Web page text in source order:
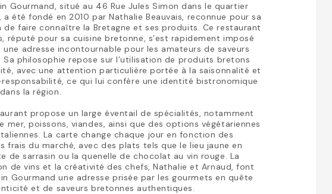
Gourmand, situé au 46 Rue Jules Simon dans le quartier
a été fondé en 2010 par Nathalie Beauvais, reconnue pour sa
de faire connaître la Bretagne et ses produits. Ce restaurant
réputé pour sa cuisine bretonne, s’est rapidement imposé
une adresse incontournable pour les amateurs de saveurs
Sa philosophie repose sur l’utilisation de produits bretons
avec une attention particulière portée à la saisonnalité et
responsabilité, ce qui lui confère une identité bistronomique
la région.
propose un large éventail de spécialités, notamment
mer, poissons, viandes, ainsi que des options végétariennes
La carte change chaque jour en fonction des
frais du marché, avec des plats tels que le lieu jaune en
de sarrasin ou la quenelle de chocolat au vin rouge. La
de vins et la créativité des chefs, Nathalie et Arnaud, font
Gourmand une adresse prisée par les gourmets en quête
et de saveurs bretonnes authentiques.